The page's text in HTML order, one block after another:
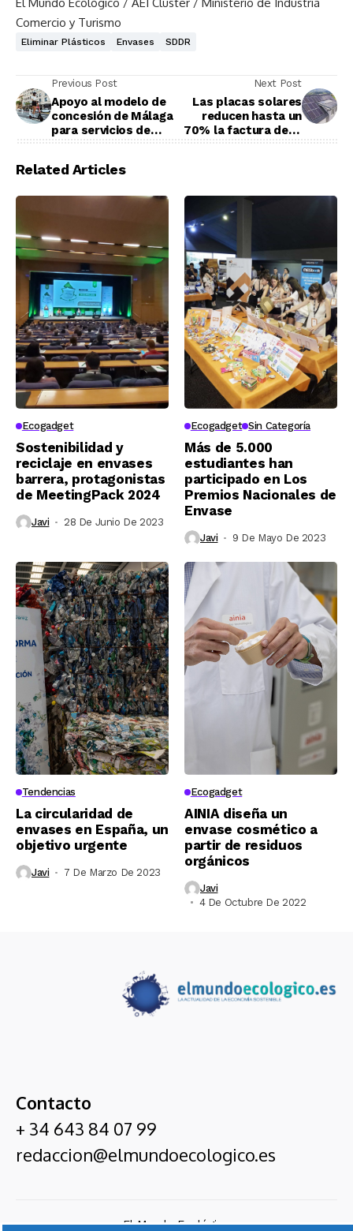
Comercio y Turismo
Eliminar Plásticos Envases SDDR
Previous Post
Apoyo al modelo de
concesión de Málaga
para servicios de
Next Post
Las placas solares
reducen hasta un
70% la factura de la
Related Articles
Ecogadget
Sostenibilidad y
reciclaje en envases
barrera, protagonistas
de MeetingPack 2024
Javi 28 De Junio De 2023
Ecogadget Sin Categoría
Más de 5.000
estudiantes han
participado en Los
Premios Nacionales de
Envase
Javi 9 De Mayo De 2023
Tendencias
La circularidad de
envases en España, un
objetivo urgente
Javi 7 De Marzo De 2023
Ecogadget
AINIA diseña un
envase cosmético a
partir de residuos
orgánicos
Javi
4 De Octubre De 2022
Contacto
+ 34 643 84 07 99
redaccion@elmundoecologico.es
El Mundo Ecológico